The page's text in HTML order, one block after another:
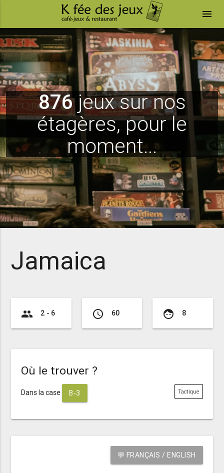
menu
876jeux sur nos
étagères, pour le
moment...
Jamaica
group 2 - 6 access_time 60 face 8
Où le trouver ?
Dans la case B-3 Tactique
💬 FRANÇAIS / ENGLISH